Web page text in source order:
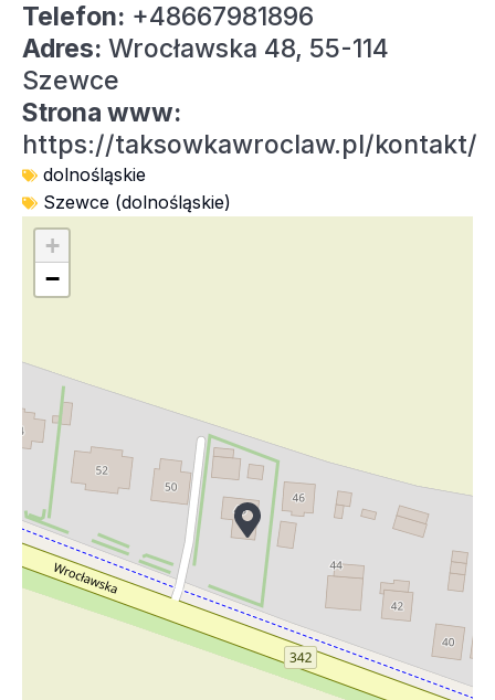
Telefon: +48667981896
Adres: Wrocławska 48, 55-114
Szewce
Strona www:
https://taksowkawroclaw.pl/kontakt/
dolnośląskie
Szewce (dolnośląskie)
+
−